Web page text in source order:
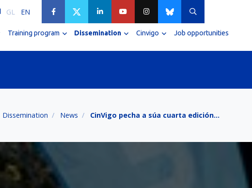
GL EN
Training program Dissemination Cinvigo Job opportunities
Dissemination News CinVigo pecha a súa cuarta edición…